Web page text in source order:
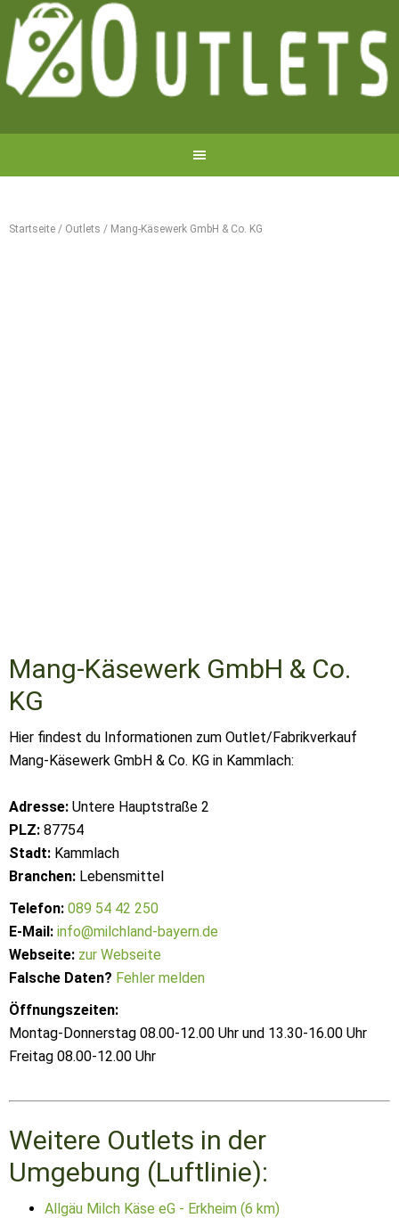
Startseite / Outlets / Mang-Käsewerk GmbH & Co. KG
Mang-Käsewerk GmbH & Co.
KG
Hier findest du Informationen zum Outlet/Fabrikverkauf
Mang-Käsewerk GmbH & Co. KG in Kammlach:
Adresse: Untere Hauptstraße 2
PLZ: 87754
Stadt: Kammlach
Branchen: Lebensmittel
Telefon: 089 54 42 250
E-Mail: info@milchland-bayern.de
Webseite: zur Webseite
Falsche Daten? Fehler melden
Öffnungszeiten:
Montag-Donnerstag 08.00-12.00 Uhr und 13.30-16.00 Uhr
Freitag 08.00-12.00 Uhr
Weitere Outlets in der
Umgebung (Luftlinie):
Allgäu Milch Käse eG - Erkheim (6 km)